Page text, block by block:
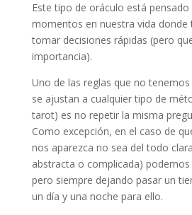
Este tipo de oráculo está pensado
momentos en nuestra vida donde
tomar decisiones rápidas (pero
importancia).
Uno de las reglas que no
se ajustan a cualquier tipo de
tarot) es no repetir la misma
Como excepción, en el caso de
nos aparezca no sea del todo
abstracta o complicada)
pero siempre dejando pasar un
un día y una noche para ello.